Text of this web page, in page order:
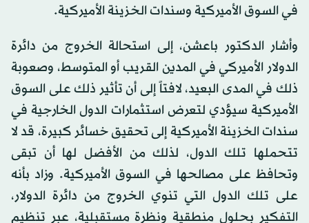
في السوق الأميركية وسندات الخزينة الأميركية.
وأشار الدكتور باعشن، إلى استحالة الخروج من دائرة
الدولار الأميركي في المدين القريب أو المتوسط، وصعوبة
ذلك في المدى البعيد، لافتاً إلى أن تأثير ذلك على السوق
الأميركية سيؤدي لتعرض استثمارات الدول الخارجية في
سندات الخزينة الأميركية إلى تحقيق خسائر كبيرة، قد لا
تتحملها تلك الدول، لذلك من الأفضل لها أن تبقى
وتحافظ على مصالحها في السوق الأميركية. وزاد بأنه
على تلك الدول التي تنوي الخروج من دائرة الدولار،
التفكير بحلول منطقية ونظرة مستقبلية، عبر تنظيم